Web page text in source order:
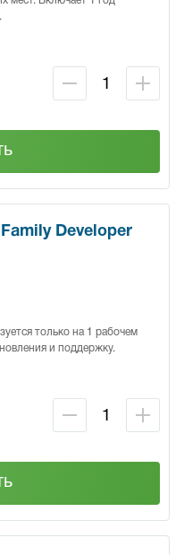
Developer
только на 1 рабочем
и поддержку.